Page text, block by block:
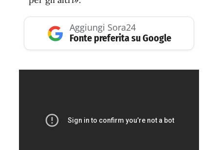
Aggiungi Sora24
Fonte preferita su Google